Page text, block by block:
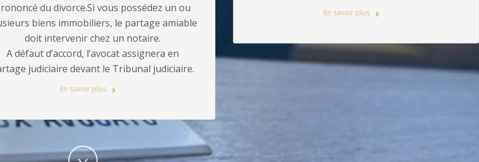
du divorce.Si vous possédez un ou
biens immobiliers, le partage amiable
doit intervenir chez un notaire.
A défaut d’accord, l’avocat assignera en
judiciaire devant le Tribunal judiciaire.
En savoir plus
En savoir plus